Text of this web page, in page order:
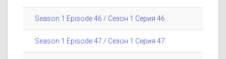
Season 1 Episode 46 / Сезон 1 Серия 46
Season 1 Episode 47 / Сезон 1 Серия 47